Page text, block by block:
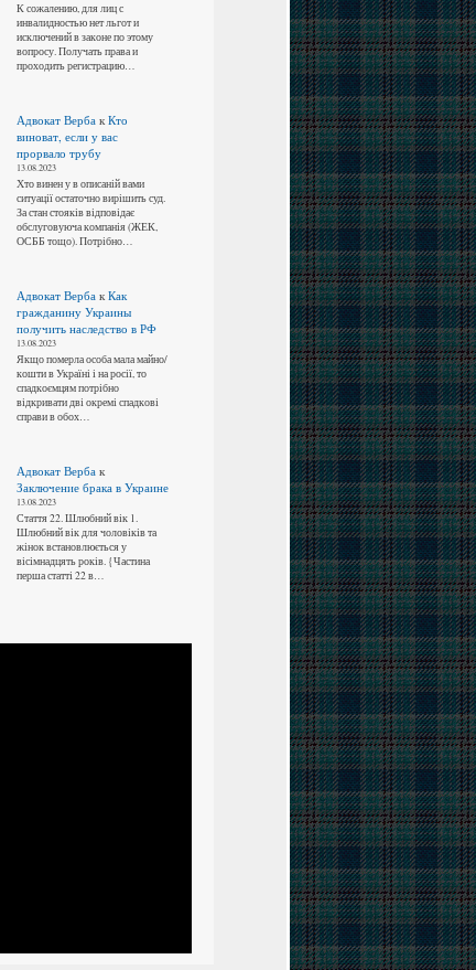
К сожалению, для лиц с
инвалидностью нет льгот и
исключений в законе по этому
вопросу. Получать права и
проходить регистрацию…
Адвокат Вербак Кто
виноват, если у вас
прорвало трубу
13.08.2023
Хто винен у в описаній вами
ситуації остаточно вирішить суд.
За стан стояків відповідає
обслуговуюча компанія (ЖЕК,
ОСББ тощо). Потрібно…
Адвокат Вербак Как
гражданину Украины
получить наследство в РФ
13.08.2023
Якщо померла особа мала майно/
кошти в Україні і на росії, то
спадкоємцям потрібно
відкривати дві окремі спадкові
справи в обох…
Адвокат Вербак
Заключение брака в Украине
13.08.2023
Стаття 22. Шлюбний вік 1.
Шлюбний вік для чоловіків та
жінок встановлюється у
вісімнадцять років. {Частина
перша статті 22 в…